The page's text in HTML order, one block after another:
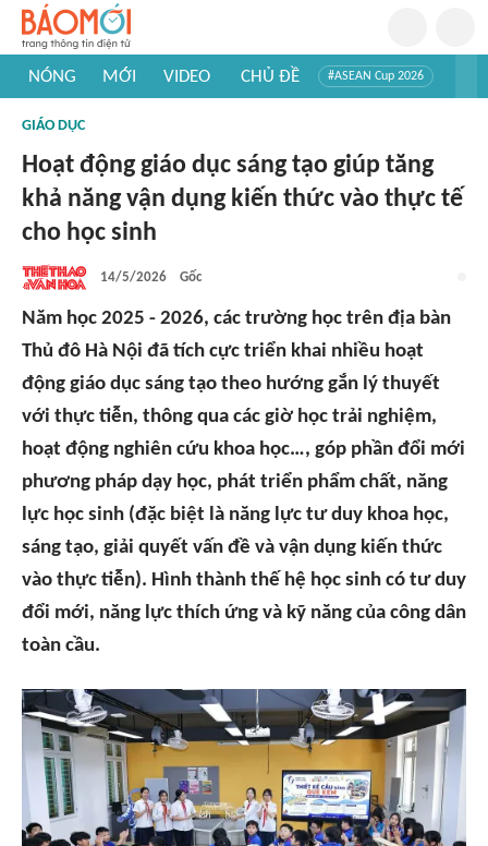
NÓNG MỚI VIDEO CHỦ ĐỀ #ASEAN Cup 2026
#Khám phá thế giới
GIÁO DỤC
Hoạt động giáo dục sáng tạo giúp tăng
khả năng vận dụng kiến thức vào thực tế
cho học sinh
14/5/2026 Gốc
Năm học 2025 - 2026, các trường học trên địa bàn
Thủ đô Hà Nội đã tích cực triển khai nhiều hoạt
động giáo dục sáng tạo theo hướng gắn lý thuyết
với thực tiễn, thông qua các giờ học trải nghiệm,
hoạt động nghiên cứu khoa học…, góp phần đổi mới
phương pháp dạy học, phát triển phẩm chất, năng
lực học sinh (đặc biệt là năng lực tư duy khoa học,
sáng tạo, giải quyết vấn đề và vận dụng kiến thức
vào thực tiễn). Hình thành thế hệ học sinh có tư duy
đổi mới, năng lực thích ứng và kỹ năng của công dân
toàn cầu.